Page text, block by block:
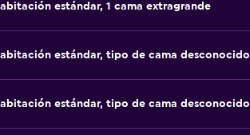
estándar, 1 cama extragrande
estándar, tipo de cama desconocido
estándar, tipo de cama desconocido